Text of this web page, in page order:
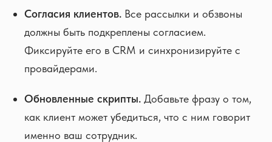
Согласия клиентов. Все рассылки и обзвоны
должны быть подкреплены согласием.
Фиксируйте его в CRM и синхронизируйте с
провайдерами.
Обновленные скрипты. Добавьте фразу о том,
как клиент может убедиться, что с ним говорит
именно ваш сотрудник.